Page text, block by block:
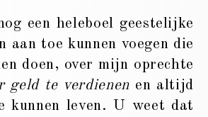
een heleboel geestelijke
aan toe kunnen voegen die
doen, over mijn oprechte
geld te verdienenen altijd
kunnen leven. U weet dat